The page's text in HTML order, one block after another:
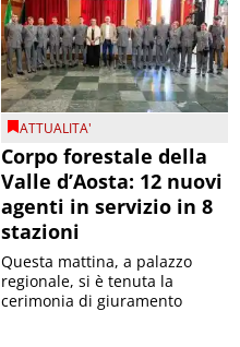
ATTUALITA'
Corpo forestale della
Valle d’Aosta: 12 nuovi
agenti in servizio in 8
stazioni
Questa mattina, a palazzo
regionale, si è tenuta la
cerimonia di giuramento